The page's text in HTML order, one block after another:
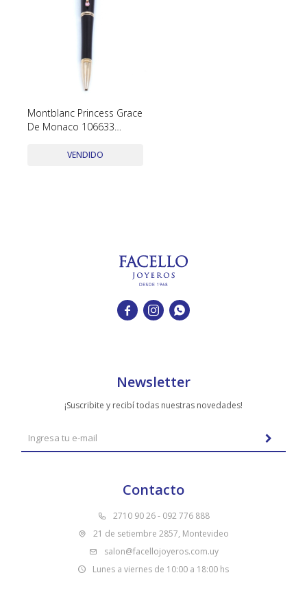
Montblanc Princess Grace
De Monaco 106633
Con Estuche Y Papeles
VENDIDO
  
Contacto
2710 90 26 - 092 776 888
21 de setiembre 2857, Montevideo
salon@facellojoyeros.com.uy
Lunes a viernes de 10:00 a 18:00 hs
Newsletter
¡Suscribite y recibí todas nuestras novedades!